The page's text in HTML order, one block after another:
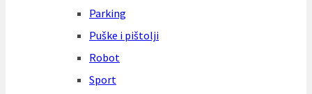
Parking
Puške i pištolji
Robot
Sport